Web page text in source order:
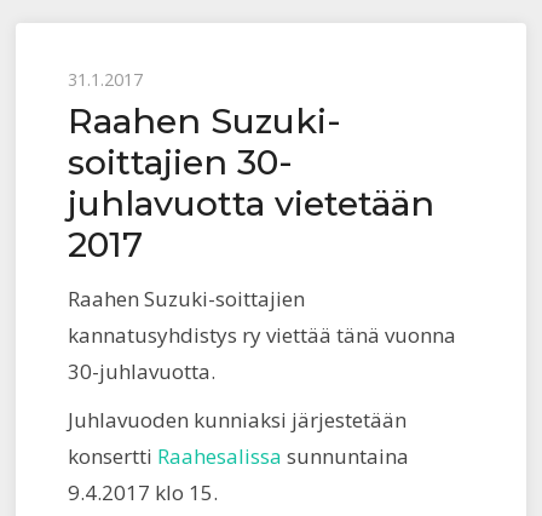
Posted
on
31.1.2017
Raahen Suzuki-
soittajien 30-
juhlavuotta vietetään
2017
Raahen Suzuki-soittajien
kannatusyhdistys ry viettää tänä vuonna
30-juhlavuotta.
Juhlavuoden kunniaksi järjestetään
konsertti Raahesalissa sunnuntaina
9.4.2017 klo 15.